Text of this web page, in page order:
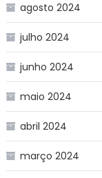
agosto 2024
julho 2024
junho 2024
maio 2024
abril 2024
março 2024